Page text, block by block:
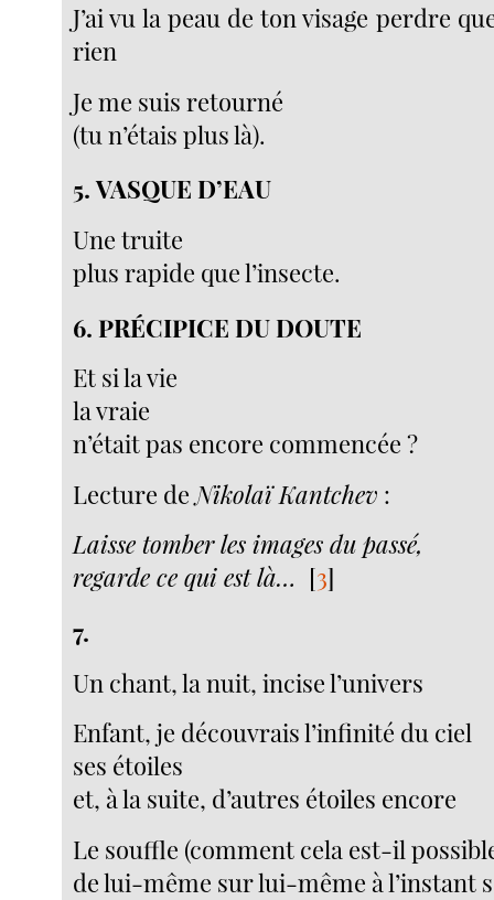
J’ai vu la peau de ton visage perdre
rien
Je me suis retourné
(tu n’étais plus là).
5. VASQUE D’EAU
Une truite
plus rapide que l’insecte.
6. PRÉCIPICE DU DOUTE
Et si la vie
la vraie
n’était pas encore commencée ?
Lecture deNikolaï Kantchev :
Laisse tomber les images du passé,
regarde ce qui est là… [3]
7.
Un chant, la nuit, incise l’univers
Enfant, je découvrais l’infinité du ciel
ses étoiles
et, à la suite, d’autres étoiles encore
Le souffle (comment cela est-il
de lui-même sur lui-même à l’instant